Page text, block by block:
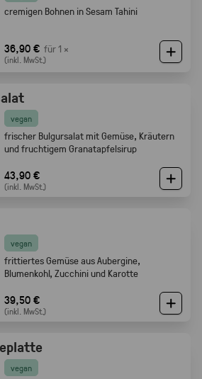
cremigen Bohnen in Sesam Tahini
36,90 € für 1 ×
(inkl. MwSt.)
vegan
frischer Bulgursalat mit Gemüse, Kräutern
und fruchtigem Granatapfelsirup
43,90 €
(inkl. MwSt.)
vegan
frittiertes Gemüse aus Aubergine,
Blumenkohl, Zucchini und Karotte
39,50 €
(inkl. MwSt.)
vegan